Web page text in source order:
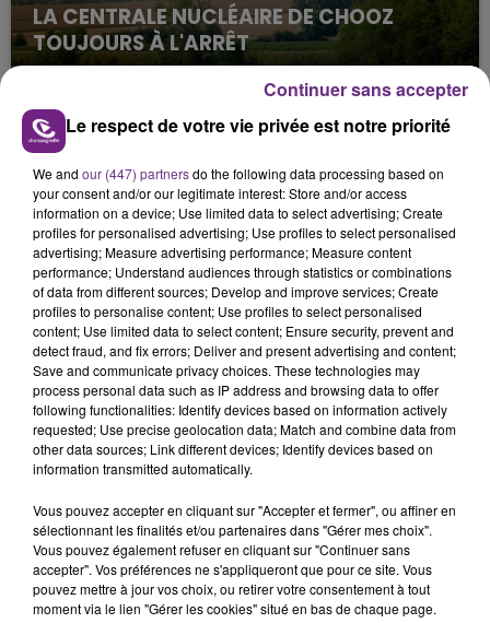
LA CENTRALE NUCLÉAIRE DE CHOOZ
TOUJOURS À L'ARRÊT
Cela fait déjà une semaine que la centrale
nucléaire ardennaise est à l'arrêt. Une situation
justifiée par la sécheresse intense qui est toujours
présente.
LE MAGASIN JOUÉCLUB DE REIMS FERME
SES PORTES
C'était l'une des institutions du centre-ville
rémois. Le magasin JouéClub est contraint de
fermer ses portes.
TITRES DIFFUSÉS
Le respect de votre vie privée est notre priorité
We and our (447) partnersdo the following data processing based on
your consent and/or our legitimate interest: Store and/or access
information on a device; Use limited data to select advertising; Create
profiles for personalised advertising; Use profiles to select personalised
advertising; Measure advertising performance; Measure content
performance; Understand audiences through statistics or combinations
of data from different sources; Develop and improve services; Create
profiles to personalise content; Use profiles to select personalised
content; Use limited data to select content; Ensure security, prevent and
detect fraud, and fix errors; Deliver and present advertising and content;
Save and communicate privacy choices. These technologies may
process personal data such as IP address and browsing data to offer
following functionalities: Identify devices based on information actively
requested; Use precise geolocation data; Match and combine data from
other data sources; Link different devices; Identify devices based on
information transmitted automatically.
Vous pouvez accepter en cliquant sur "Accepter et fermer", ou affiner en
sélectionnant les finalités et/ou partenaires dans "Gérer mes choix".
Vous pouvez également refuser en cliquant sur "Continuer sans
accepter". Vos préférences ne s'appliqueront que pour ce site. Vous
pouvez mettre à jour vos choix, ou retirer votre consentement à tout
moment via le lien "Gérer les cookies" situé en bas de chaque page.
Continuer sans accepter